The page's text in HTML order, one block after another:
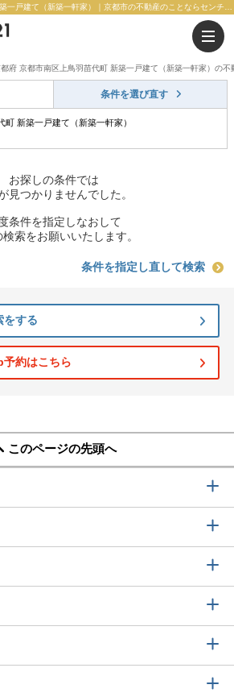
府 京都市南区上鳥羽苗代町 新築一戸建て（新築一軒家）の不
条件を選び直す
新築一戸建て（新築一軒家）
お探しの条件では
見つかりませんでした。
条件を指定しなおして
索をお願いいたします。
条件を指定し直して検索
をする
約はこちら
このページの先頭へ